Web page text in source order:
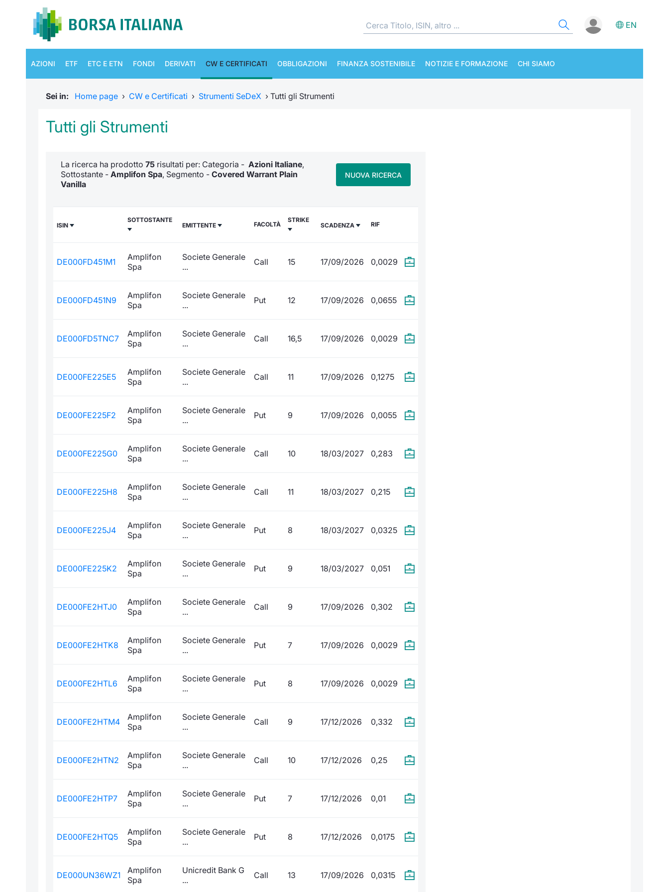
EN
AZIONI ETF ETC E ETN FONDI DERIVATI CW E CERTIFICATI OBBLIGAZIONI FINANZA SOSTENIBILE NOTIZIE E FORMAZIONE CHI SIAMO
Sei in: Home page › CW e Certificati › Strumenti SeDeX › Tutti gli Strumenti
Tutti gli Strumenti
La ricerca ha prodotto 75 risultati per: Categoria - Azioni Italiane,
Sottostante - Amplifon Spa, Segmento - Covered Warrant Plain
Vanilla
NUOVA RICERCA
ISIN
SOTTOSTANTE
EMITTENTE FACOLTÀ
STRIKE
SCADENZA RIF
DE000FD451M1
Amplifon
Spa
Societe Generale
...
Call 15 17/09/2026 0,0029
DE000FD451N9
Amplifon
Spa
Societe Generale
...
Put 12 17/09/2026 0,0655
DE000FD5TNC7
Amplifon
Spa
Societe Generale
...
Call 16,5 17/09/2026 0,0029
DE000FE225E5
Amplifon
Spa
Societe Generale
...
Call 11 17/09/2026 0,1275
DE000FE225F2
Amplifon
Spa
Societe Generale
...
Put 9 17/09/2026 0,0055
DE000FE225G0
Amplifon
Spa
Societe Generale
...
Call 10 18/03/2027 0,283
DE000FE225H8
Amplifon
Spa
Societe Generale
...
Call 11 18/03/2027 0,215
DE000FE225J4
Amplifon
Spa
Societe Generale
...
Put 8 18/03/2027 0,0325
DE000FE225K2
Amplifon
Spa
Societe Generale
...
Put 9 18/03/2027 0,051
DE000FE2HTJ0
Amplifon
Spa
Societe Generale
...
Call 9 17/09/2026 0,302
DE000FE2HTK8
Amplifon
Spa
Societe Generale
...
Put 7 17/09/2026 0,0029
DE000FE2HTL6
Amplifon
Spa
Societe Generale
...
Put 8 17/09/2026 0,0029
DE000FE2HTM4
Amplifon
Spa
Societe Generale
...
Call 9 17/12/2026 0,332
DE000FE2HTN2
Amplifon
Spa
Societe Generale
...
Call 10 17/12/2026 0,25
DE000FE2HTP7
Amplifon
Spa
Societe Generale
...
Put 7 17/12/2026 0,01
DE000FE2HTQ5
Amplifon
Spa
Societe Generale
...
Put 8 17/12/2026 0,0175
DE000UN36WZ1
Amplifon
Spa
Unicredit Bank G
...
Call 13 17/09/2026 0,0315